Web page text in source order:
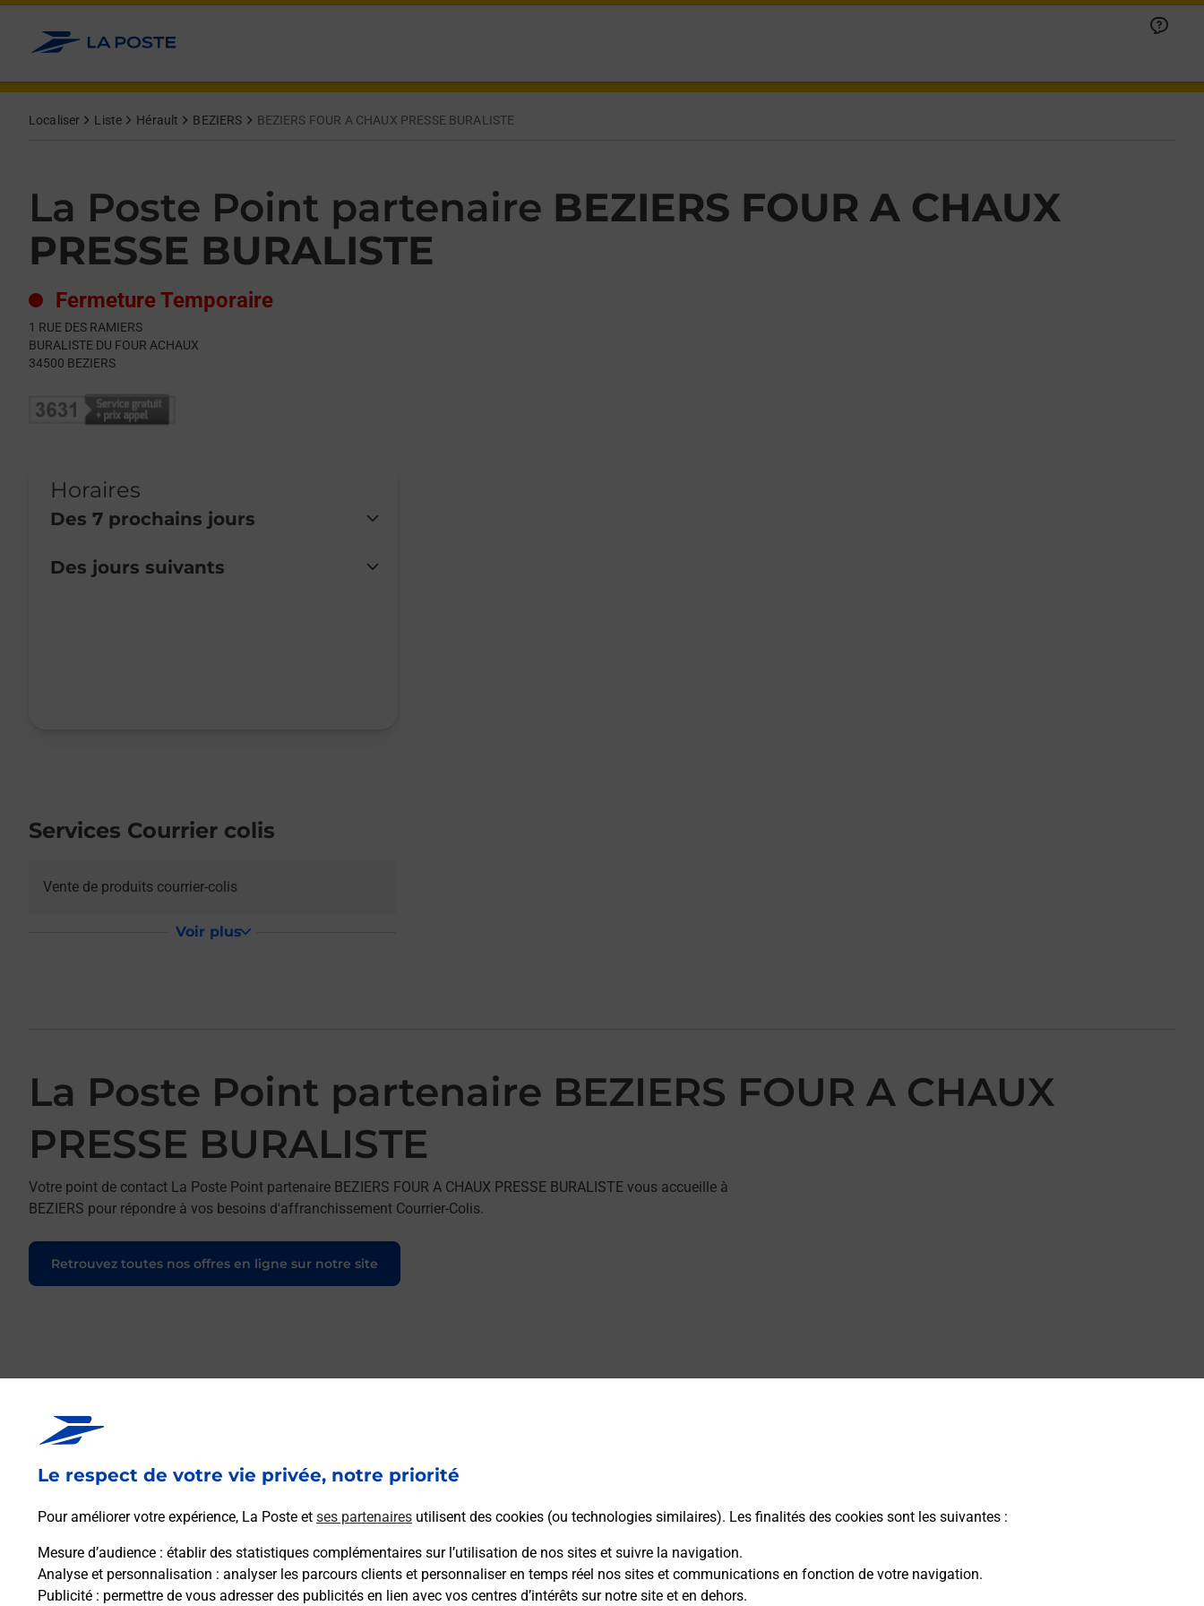
Le respect de votre vie privée, notre priorité
Pour améliorer votre expérience, La Poste et ses partenaires utilisent des cookies (ou technologies similaires). Les finalités des cookies sont les suivantes :
Mesure d’audience : établir des statistiques complémentaires sur l’utilisation de nos sites et suivre la navigation.
Analyse et personnalisation : analyser les parcours clients et personnaliser en temps réel nos sites et communications en fonction de votre navigation.
Publicité : permettre de vous adresser des publicités en lien avec vos centres d’intérêts sur notre site et en dehors.
Allez au contenu
Localiser Liste Hérault BEZIERS BEZIERS FOUR A CHAUX PRESSE BURALISTE
La Poste Point partenaire BEZIERS FOUR A CHAUX
PRESSE BURALISTE
Fermeture Temporaire
1 RUE DES RAMIERS
BURALISTE DU FOUR ACHAUX
34500 BEZIERS
Horaires
Des 7 prochains jours
Day of the WeekHours
Lundi
Fermé
Des jours suivants
Services Courrier colis
Vente de produits courrier-colis
Voir plus
La Poste Point partenaire BEZIERS FOUR A CHAUX
PRESSE BURALISTE
Votre point de contact La Poste Point partenaire BEZIERS FOUR A CHAUX PRESSE BURALISTE vous accueille à
BEZIERS pour répondre à vos besoins d'affranchissement Courrier-Colis.
Retrouvez toutes nos offres en ligne sur notre site
Get directions to La Poste Point partenaire at 1 RUE DES RAMIERS BEZIERS,
lien s'ouvre dans un nouvel onglet